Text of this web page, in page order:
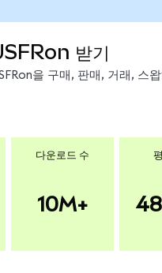
받기
을 구매, 판매, 거래, 스
다운로드 수
10M+